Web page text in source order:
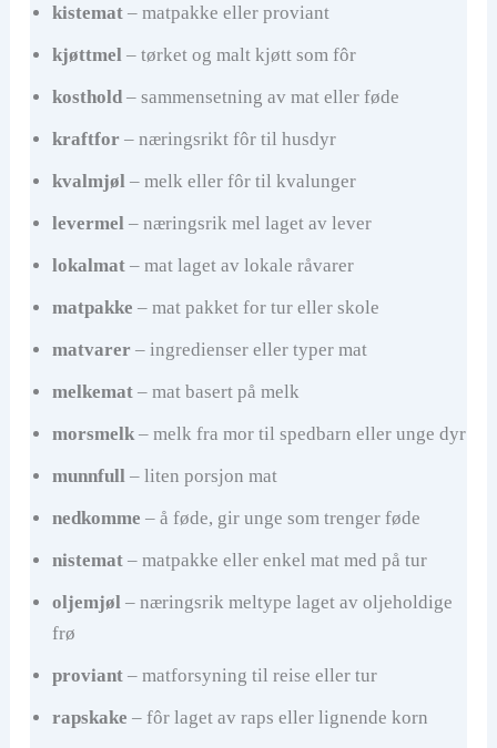
kistemat– matpakke eller proviant
kjøttmel– tørket og malt kjøtt som fôr
kosthold– sammensetning av mat eller føde
kraftfor – næringsrikt fôr til husdyr
kvalmjøl– melk eller fôr til kvalunger
levermel– næringsrik mel laget av lever
lokalmat– mat laget av lokale råvarer
matpakke – mat pakket for tur eller skole
matvarer – ingredienser eller typer mat
melkemat– mat basert på melk
morsmelk– melk fra mor til spedbarn eller unge dyr
munnfull– liten porsjon mat
nedkomme – å føde, gir unge som trenger føde
nistemat– matpakke eller enkel mat med på tur
oljemjøl– næringsrik meltype laget av oljeholdige
frø
proviant– matforsyning til reise eller tur
rapskake – fôr laget av raps eller lignende korn